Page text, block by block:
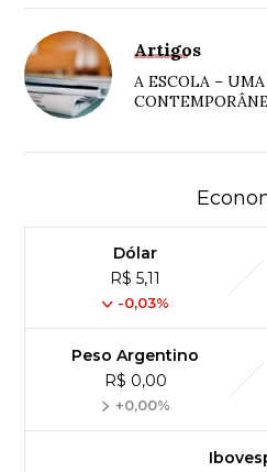
Artigos
A ESCOLA –
Dólar
R$ 5,11
-0,03%
Peso Argentino
R$ 0,00
+0,00%